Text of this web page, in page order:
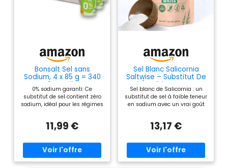
Bonsalt Sel sans
Sodium, 4 x 85 g = 340
g, 0% sodium,
0% sodium garanti: Ce
substitut de sel contient zéro
sodium, idéal pour les régimes
maladies cardiovasculaires
keto: Bonsalt est une option
faible en calories, parfaite
pour les personnes suivant un
régime keto ou surveillant leur
11,99 €
Sel Blanc Salicornia
Saltwise – Substitut De
Sel À Faible Teneur En
Sodium, Sel Minéral
Végétal, Casher, 100%
Naturel, Sans Additifs
Sel blanc de Salicornia : un
substitut de sel à faible teneur
en sodium avec un vrai goût
la plante de salicorne, sans
SaltWise a été le pionnier de la
technologie d'extraction du sel
blanc de la plante de
salicorne sans utiliser de
13,17 €